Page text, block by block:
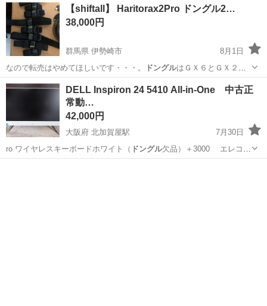
【shiftall】 Haritorax2Pro ドングル2…
38,000円
群馬県 伊勢崎市
8月1日
なので転売はやめてほしいです・・・。
ドングルはＧＸ６とＧＸ２で
す。充電ケーブル完…
群馬 伊勢崎市
DELL Inspiron 24 5410 All-in-One 中古正
常動…
42,000円
大阪府 北加賀屋駅
7月30日
ro ワイヤレスキーボードホワイト（ ドングル欠品）＋3000 エレコ
ム 有線…